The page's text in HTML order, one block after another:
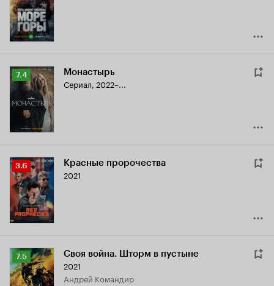
8.1
Рейтинг
Кинопоиска
7.4
7.4 Монастырь
Сериал, 2022–...
Рейтинг
Кинопоиска
3.6
3.6 Красные пророчества
2021
Рейтинг
Кинопоиска
7.5
7.5 Своя война. Шторм в пустыне
2021
Андрей Командир